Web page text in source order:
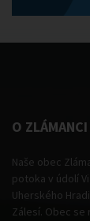
O ZLÁMANCI
Naše obec
potoka v údolí
Uherského
Zálesí. Obec se